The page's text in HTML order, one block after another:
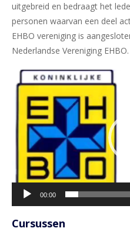
uitgebreid en bedraagt het
personen waarvan een deel
EHBO vereniging is
Nederlandse Vereniging EHBO.
Videospeler
00:00
Cursussen